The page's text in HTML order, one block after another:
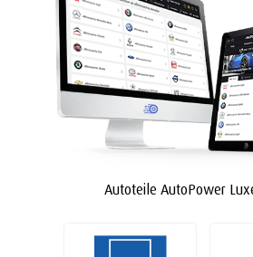
Autoteile AutoPower